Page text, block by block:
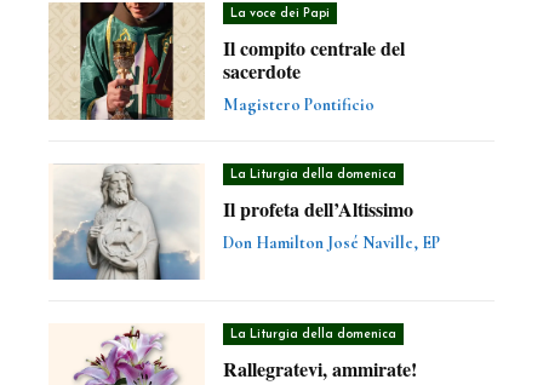
La voce dei Papi
Il compito centrale del
sacerdote
Magistero Pontificio
La Liturgia della domenica
Il profeta dell’Altissimo
Don Hamilton José Naville, EP
La Liturgia della domenica
Rallegratevi, ammirate!